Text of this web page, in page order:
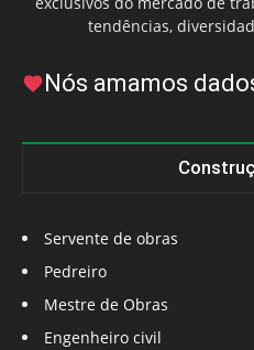
tendências,
Nós amamos
Servente de obras
Pedreiro
Mestre de Obras
Engenheiro civil